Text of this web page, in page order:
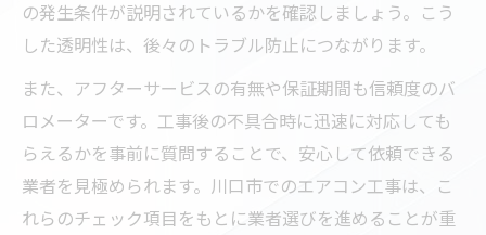
の発生条件が説明されているかを確認しましょう。こう
した透明性は、後々のトラブル防止につながります。
また、アフターサービスの有無や保証期間も信頼度のバ
ロメーターです。工事後の不具合時に迅速に対応しても
らえるかを事前に質問することで、安心して依頼できる
業者を見極められます。川口市でのエアコン工事は、こ
れらのチェック項目をもとに業者選びを進めることが重